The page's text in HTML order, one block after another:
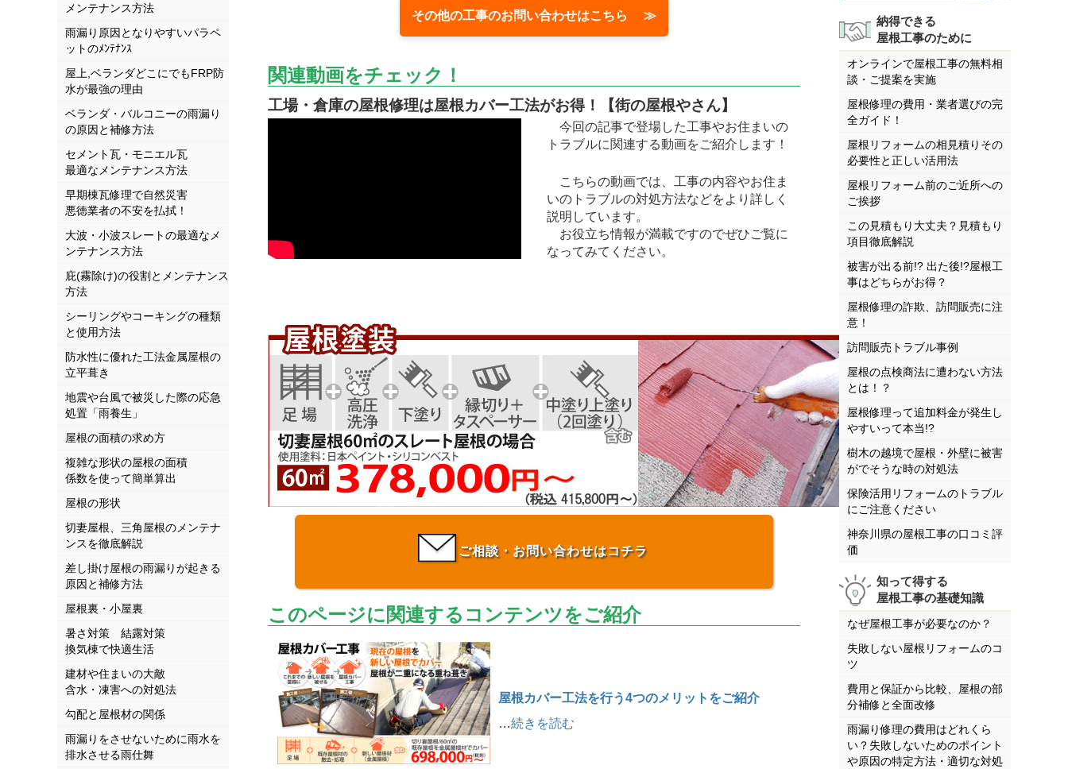
メンテナンス方法
雨漏り原因となりやすいパラペ
ットのﾒﾝﾃﾅﾝｽ
屋上,ベランダどこにでもFRP防
水が最強の理由
ベランダ・バルコニーの雨漏り
の原因と補修方法
セメント瓦・モニエル瓦
最適なメンテナンス方法
早期棟瓦修理で自然災害
悪徳業者の不安を払拭！
大波・小波スレートの最適なメ
ンテナンス方法
庇(霧除け)の役割とメンテナンス
方法
シーリングやコーキングの種類
と使用方法
防水性に優れた工法金属屋根の
立平葺き
地震や台風で被災した際の応急
処置「雨養生」
屋根の面積の求め方
複雑な形状の屋根の面積
係数を使って簡単算出
屋根の形状
切妻屋根、三角屋根のメンテナ
ンスを徹底解説
差し掛け屋根の雨漏りが起きる
原因と補修方法
屋根裏・小屋裏
暑さ対策 結露対策
換気棟で快適生活
建材や住まいの大敵
含水・凍害への対処法
勾配と屋根材の関係
雨漏りをさせないために雨水を
排水させる雨仕舞
その他の工事のお問い合わせはこちら ≫
関連動画をチェック！
工場・倉庫の屋根修理は屋根カバー工法がお得！【街の屋根やさん】
今回の記事で登場した工事やお住まいの
トラブルに関連する動画をご紹介します！
こちらの動画では、工事の内容やお住ま
いのトラブルの対処方法などをより詳しく
説明しています。
お役立ち情報が満載ですのでぜひご覧に
なってみてください。
ご相談・お問い合わせはコチラ
このページに関連するコンテンツをご紹介
屋根カバー工法を行う4つのメリットをご紹介
…続きを読む
納得できる
屋根工事のために
オンラインで屋根工事の無料相
談・ご提案を実施
屋根修理の費用・業者選びの完
全ガイド！
屋根リフォームの相見積りその
必要性と正しい活用法
屋根リフォーム前のご近所への
ご挨拶
この見積もり大丈夫？見積もり
項目徹底解説
被害が出る前!? 出た後!?屋根工
事はどちらがお得？
屋根修理の詐欺、訪問販売に注
意！
訪問販売トラブル事例
屋根の点検商法に遭わない方法
とは！？
屋根修理って追加料金が発生し
やすいって本当!?
樹木の越境で屋根・外壁に被害
がでそうな時の対処法
保険活用リフォームのトラブル
にご注意ください
神奈川県の屋根工事の口コミ評
価
知って得する
屋根工事の基礎知識
なぜ屋根工事が必要なのか？
失敗しない屋根リフォームのコ
ツ
費用と保証から比較、屋根の部
分補修と全面改修
雨漏り修理の費用はどれくら
い？失敗しないためのポイント
や原因の特定方法・適切な対処